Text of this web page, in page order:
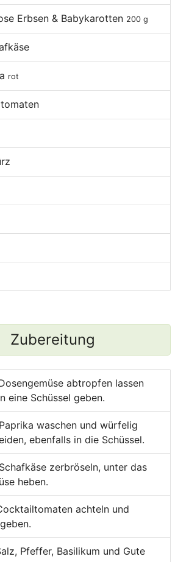
Erbsen & Babykarotten 200 g
rot
Zubereitung
abtropfen lassen
eine Schüssel geben.
waschen und würfelig
ebenfalls in die Schüssel.
zerbröseln, unter das
heben.
achteln und
Pfeffer, Basilikum und Gute